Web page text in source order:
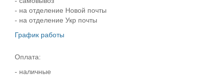
- на отделение Новой почты
- на отделение Укр почты
График работы
Оплата:
- наличные